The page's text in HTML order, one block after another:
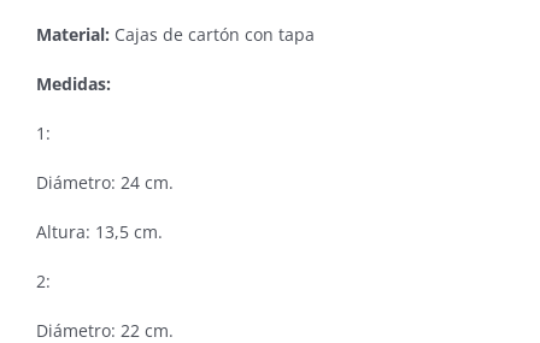
Material: Cajas de cartón con tapa
Medidas:
1:
Diámetro: 24 cm.
Altura: 13,5 cm.
2:
Diámetro: 22 cm.